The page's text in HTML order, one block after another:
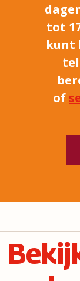
tot
kunt
of